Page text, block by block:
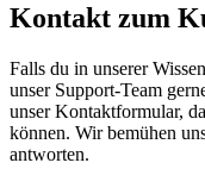
Kontakt zum
Falls du in unserer
unser Support-Team
unser Kontaktformular,
können. Wir bemühen
antworten.